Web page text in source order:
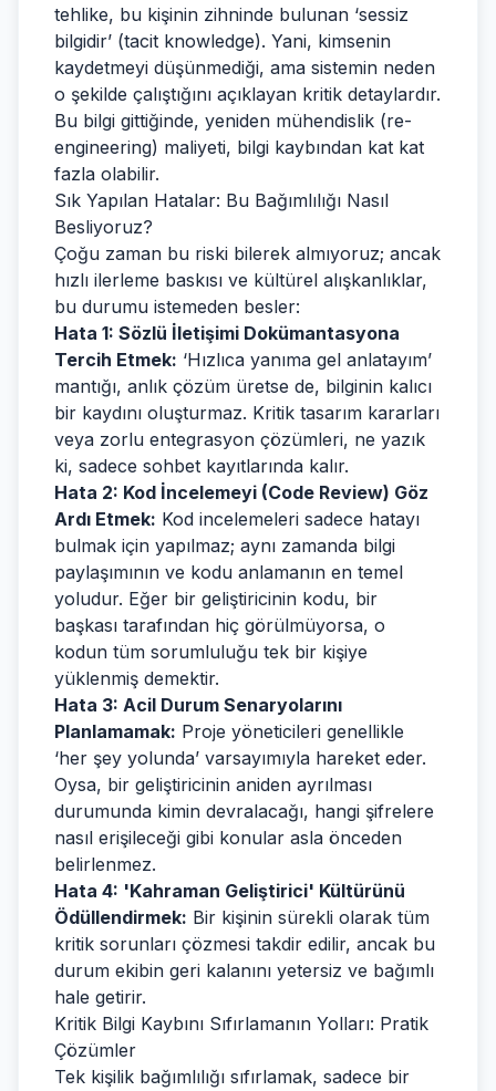
tehlike, bu kişinin zihninde bulunan ‘sessiz
bilgidir’ (tacit knowledge). Yani, kimsenin
kaydetmeyi düşünmediği, ama sistemin neden
o şekilde çalıştığını açıklayan kritik detaylardır.
Bu bilgi gittiğinde, yeniden mühendislik (re-
engineering) maliyeti, bilgi kaybından kat kat
fazla olabilir.
Sık Yapılan Hatalar: Bu Bağımlılığı Nasıl
Besliyoruz?
Çoğu zaman bu riski bilerek almıyoruz; ancak
hızlı ilerleme baskısı ve kültürel alışkanlıklar,
bu durumu istemeden besler:
Hata 1: Sözlü İletişimi Dokümantasyona
Tercih Etmek: ‘Hızlıca yanıma gel anlatayım’
mantığı, anlık çözüm üretse de, bilginin kalıcı
bir kaydını oluşturmaz. Kritik tasarım kararları
veya zorlu entegrasyon çözümleri, ne yazık
ki, sadece sohbet kayıtlarında kalır.
Hata 2: Kod İncelemeyi (Code Review) Göz
Ardı Etmek: Kod incelemeleri sadece hatayı
bulmak için yapılmaz; aynı zamanda bilgi
paylaşımının ve kodu anlamanın en temel
yoludur. Eğer bir geliştiricinin kodu, bir
başkası tarafından hiç görülmüyorsa, o
kodun tüm sorumluluğu tek bir kişiye
yüklenmiş demektir.
Hata 3: Acil Durum Senaryolarını
Planlamamak: Proje yöneticileri genellikle
‘her şey yolunda’ varsayımıyla hareket eder.
Oysa, bir geliştiricinin aniden ayrılması
durumunda kimin devralacağı, hangi şifrelere
nasıl erişileceği gibi konular asla önceden
belirlenmez.
Hata 4: 'Kahraman Geliştirici' Kültürünü
Ödüllendirmek: Bir kişinin sürekli olarak tüm
kritik sorunları çözmesi takdir edilir, ancak bu
durum ekibin geri kalanını yetersiz ve bağımlı
hale getirir.
Kritik Bilgi Kaybını Sıfırlamanın Yolları: Pratik
Çözümler
Tek kişilik bağımlılığı sıfırlamak, sadece bir